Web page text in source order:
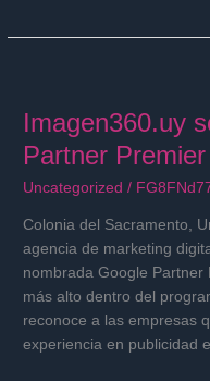
Imagen360.uy
Partner Premier
Uncategorized /
Colonia del Sacramento,
agencia de marketing
nombrada Google Partner
más alto dentro del
reconoce a las empresas
experiencia en publicidad
convierte
en
Google
Partner